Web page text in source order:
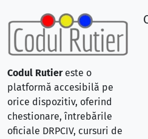
Codul Rutiereste o
platformă accesibilă pe
orice dispozitiv, oferind
chestionare, întrebările
oficiale DRPCIV, cursuri de